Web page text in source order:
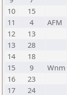
10
15
11
4 AFM
12
13
13
28
14
18
15
9 Wnm
16
23
17
24